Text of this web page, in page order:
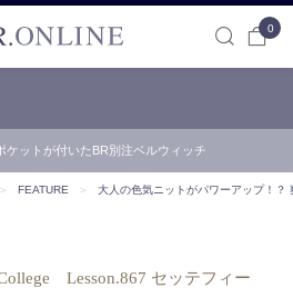
0
ケットが付いたBR別注ベルウィッチ
＞ FEATURE ＞ 大人の色気ニットがパワーアップ！？
Lesson.867 セッテフィー